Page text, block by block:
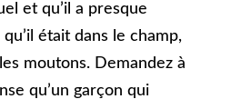
et qu’il a presque
était dans le champ,
moutons. Demandez à
qu’un garçon qui